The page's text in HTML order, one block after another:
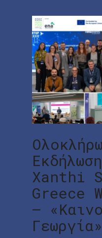
Xanthi
Greece
–
Γεωργία»